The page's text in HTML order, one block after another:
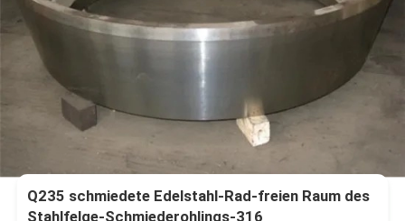
Q235 schmiedete Edelstahl-Rad-freien Raum des
Stahlfelge-Schmiederohlings-316